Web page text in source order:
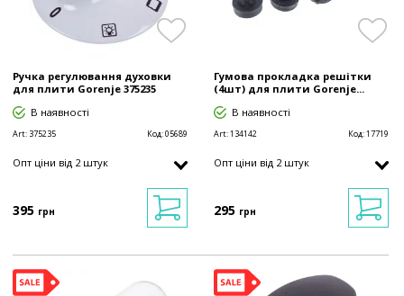
Ручка регулювання духовки
для плити Gorenje 375235
В наявності
Art: 375235 Код:05689
Опт ціни від 2 штук
395 грн
Гумова прокладка решітки
(4шт) для плити Gorenje...
В наявності
Art:134142 Код:17719
Опт ціни від 2 штук
295 грн